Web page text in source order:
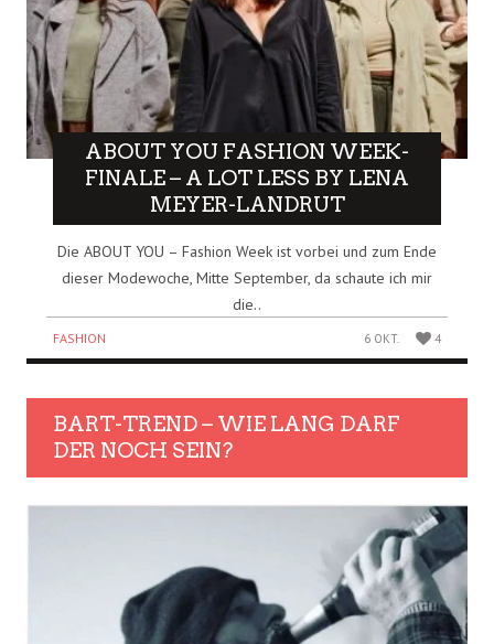
ABOUT YOU FASHION WEEK-
FINALE – A LOT LESS BY LENA
MEYER-LANDRUT
Die ABOUT YOU – Fashion Week ist vorbei und zum Ende
dieser Modewoche, Mitte September, da schaute ich mir
die..
FASHION 6 OKT. 4
BART-TREND – WIE LANG DARF
DER NOCH SEIN?